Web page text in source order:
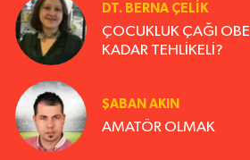
DT. BERNA ÇELIK
ÇOCUKLUK ÇAĞI
KADAR TEHLİKELİ?
ŞABAN AKIN
AMATÖR OLMAK